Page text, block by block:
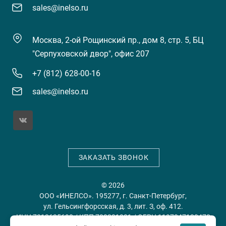
sales@inelso.ru
Москва, 2-ой Рощинский пр., дом 8, стр. 5, БЦ
"Серпуховской двор", офис 207
+7 (812) 628-00-16
sales@inelso.ru
ЗАКАЗАТЬ ЗВОНОК
© 2026
ООО «ИНЕЛСО». 195277, г. Санкт-Петербург,
ул. Гельсингфорсская, д. 3, лит. З, оф. 412.
ИНН 7813635698 / КПП 780201001 / ОГРН 1197847128478